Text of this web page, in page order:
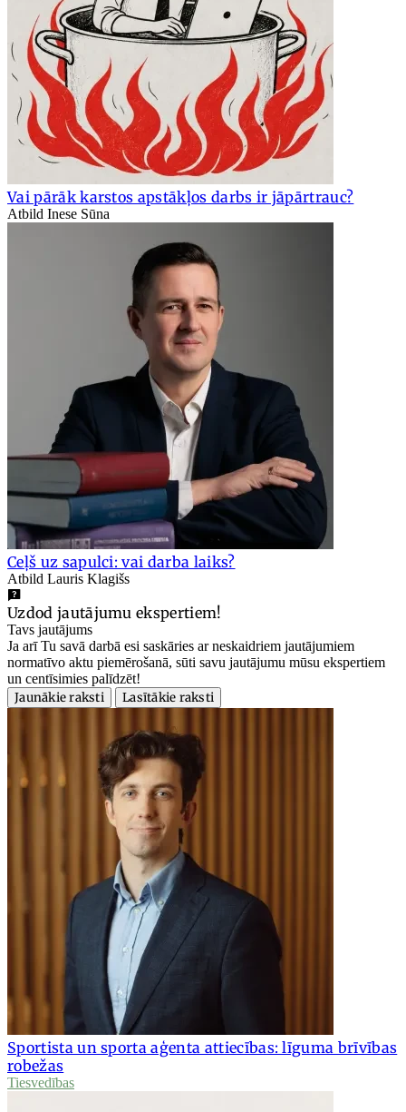
Vai pārāk karstos apstākļos darbs ir jāpārtrauc?
Atbild Inese Sūna
Ceļš uz sapulci: vai darba laiks?
Atbild Lauris Klagišs
Uzdod jautājumu ekspertiem!
Tavs jautājums
Ja arī Tu savā darbā esi saskāries ar neskaidriem jautājumiem
normatīvo aktu piemērošanā, sūti savu jautājumu mūsu ekspertiem
un centīsimies palīdzēt!
Jaunākie raksti
Lasītākie raksti
Sportista un sporta aģenta attiecības: līguma brīvības
robežas
Tiesvedības